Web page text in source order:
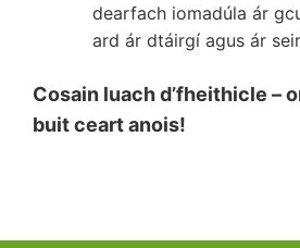
dearfach iomadúla ár
ard ár dtáirgí agus ár
Cosain luach d’fheithicle –
buit ceart anois!